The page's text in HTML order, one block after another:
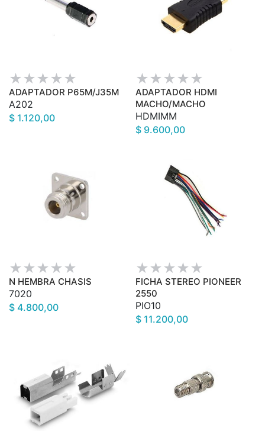
ADAPTADOR P65M/J35M
A202
$ 1.120,00
ADAPTADOR HDMI
MACHO/MACHO
HDMIMM
$ 9.600,00
N HEMBRA CHASIS
7020
$ 4.800,00
FICHA STEREO PIONEER
2550
PIO10
$ 11.200,00